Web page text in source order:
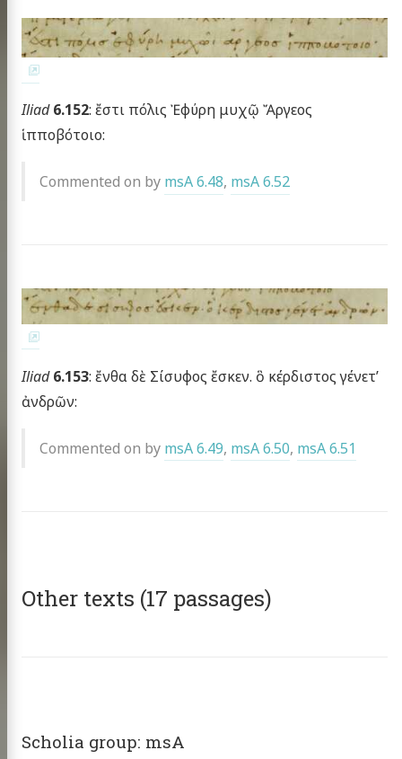
Iliad 6.152: ἔστι πόλις Ἐφύρη μυχῷ Ἄργεος
ἱπποβότοιο:
Commented on by msA 6.48, msA 6.52
Iliad 6.153: ἔνθα δὲ Σίσυφος ἔσκεν. ὃ κέρδιστος γένετ’
ἀνδρῶν:
Commented on by msA 6.49, msA 6.50, msA 6.51
Other texts (17 passages)
Scholia group: msA
topics
HMT
at the CHS